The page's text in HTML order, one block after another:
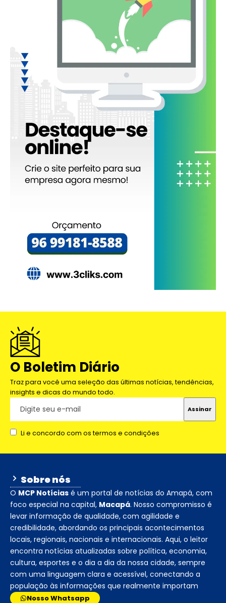
O Boletim Diário
Traz para você uma seleção das últimas notícias, tendências,
insights e dicas do mundo todo.
Li e concordo com os termos e condições
Sobre nós
O MCP Notícias é um portal de notícias do Amapá, com
foco especial na capital, Macapá. Nosso compromisso é
levar informação de qualidade, com agilidade e
credibilidade, abordando os principais acontecimentos
locais, regionais, nacionais e internacionais. Aqui, o leitor
encontra notícias atualizadas sobre política, economia,
cultura, esportes e o dia a dia da nossa cidade, sempre
com uma linguagem clara e acessível, conectando a
população às informações que realmente importam
Nosso Whatsapp